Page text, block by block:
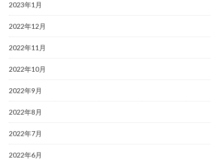
2023年1月
2022年12月
2022年11月
2022年10月
2022年9月
2022年8月
2022年7月
2022年6月